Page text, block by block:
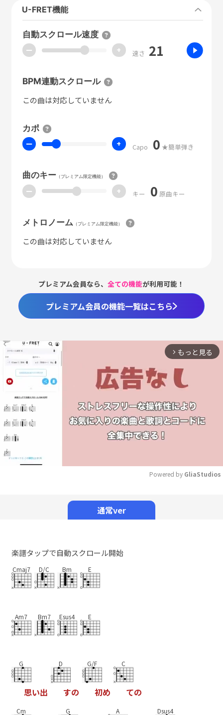
U-FRET機能
自動スクロール速度
ー + 速さ 21
BPM連動スクロール
この曲は対応していません
カポ
ー + Capo 0 ★簡単弾き
曲のキー（プレミアム限定機能）
ー + キー 0 原曲キー
メトロノーム （プレミアム限定機能）
この曲は対応していません
プレミアム会員なら、全ての機能が利用可能！
プレミアム会員の機能一覧はこちら
arrow_forward_ios もっと見る
Powered by GliaStudios
通常ver
楽譜タップで自動スクロール開始
Cmaj7 D/C Bm E
Am7 Bm7 Esus4 E
G
思い出
D
すの
G/F
初め
C
ての
Cm G A Dsus4